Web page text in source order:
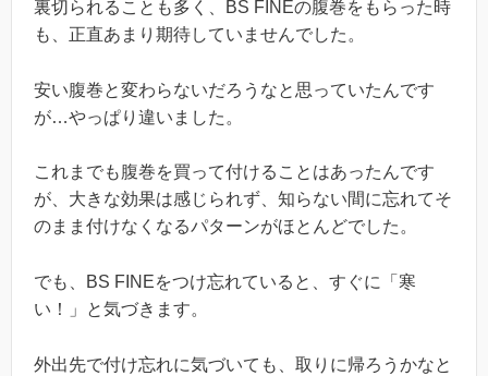
裏切られることも多く、BS FINEの腹巻をもらった時
も、正直あまり期待していませんでした。
安い腹巻と変わらないだろうなと思っていたんです
が…やっぱり違いました。
これまでも腹巻を買って付けることはあったんです
が、大きな効果は感じられず、知らない間に忘れてそ
のまま付けなくなるパターンがほとんどでした。
でも、BS FINEをつけ忘れていると、すぐに「寒
い！」と気づきます。
外出先で付け忘れに気づいても、取りに帰ろうかなと